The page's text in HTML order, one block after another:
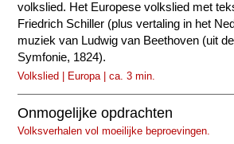
volkslied. Het Europese volkslied met
Friedrich Schiller (plus vertaling in het
muziek van Ludwig van Beethoven (uit
Symfonie, 1824).
Volkslied | Europa | ca. 3 min.
Onmogelijke opdrachten
Volksverhalen vol moeilijke beproevingen.